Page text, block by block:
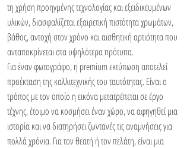
τη χρήση προηγμένης τεχνολογίας και εξειδικευμένων
υλικών, διασφαλίζεται εξαιρετική πιστότητα χρωμάτων,
βάθος, αντοχή στον χρόνο και αισθητική αρτιότητα που
ανταποκρίνεται στα υψηλότερα πρότυπα.
Για έναν φωτογράφο, η premium εκτύπωση αποτελεί
προέκταση της καλλιτεχνικής του ταυτότητας. Είναι ο
τρόπος με τον οποίο η εικόνα μετατρέπεται σε έργο
τέχνης, έτοιμο να κοσμήσει έναν χώρο, να αφηγηθεί μια
ιστορία και να διατηρήσει ζωντανές τις αναμνήσεις για
πολλά χρόνια. Για τον θεατή ή τον πελάτη, είναι μια